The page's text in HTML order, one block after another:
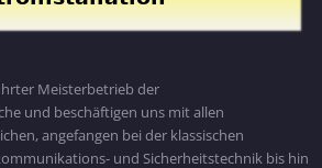
Meisterbetrieb der
und beschäftigen uns mit allen
angefangen bei der klassischen
und Sicherheitstechnik bis hin